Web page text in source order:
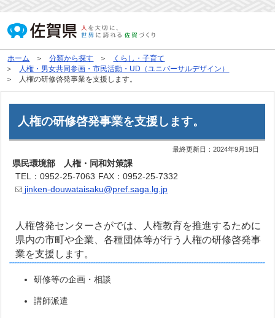
ホーム 分類から探す
くらし・子育て
人権・男女共同参画・市民活動・UD（ユニバーサルデザイン）
人権の研修啓発事業を支援します。
人権の研修啓発事業を支援します。
最終更新日：2024年9月19日
県民環境部 人権・同和対策課
TEL：0952-25-7063 FAX：0952-25-7332
jinken-douwataisaku@pref.saga.lg.jp
人権啓発センターさがでは、人権教育を推進するために
県内の市町や企業、各種団体等が行う人権の研修啓発事
業を支援します。
研修等の企画・相談
講師派遣